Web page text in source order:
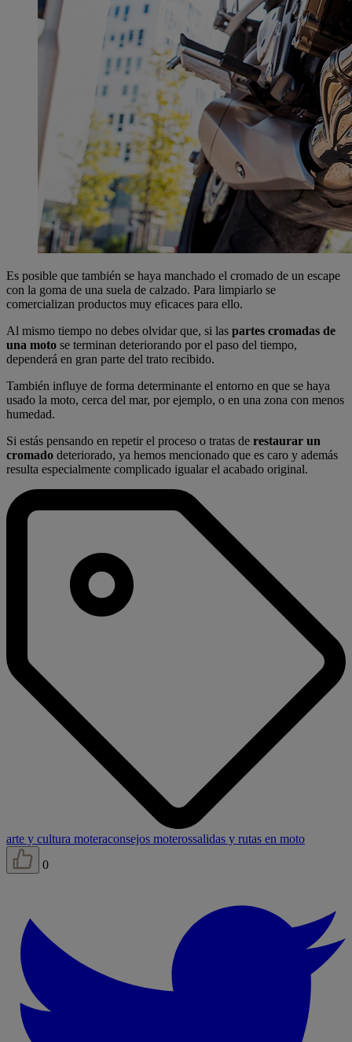
Es posible que también se haya manchado el cromado de un escape
con la goma de una suela de calzado. Para limpiarlo se
comercializan productos muy eficaces para ello.
Al mismo tiempo no debes olvidar que, si las partes cromadas de
una moto se terminan deteriorando por el paso del tiempo,
dependerá en gran parte del trato recibido.
También influye de forma determinante el entorno en que se haya
usado la moto, cerca del mar, por ejemplo, o en una zona con menos
humedad.
Si estás pensando en repetir el proceso o tratas de restaurar un
cromado deteriorado, ya hemos mencionado que es caro y además
resulta especialmente complicado igualar el acabado original.
arte y cultura moteraconsejos moterossalidas y rutas en moto
0